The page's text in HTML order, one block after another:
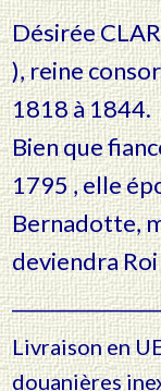
Désirée
), reine
1818 à 1844.
Bien que
1795 , elle
Bernadotte,
deviendra
Livraison en
douanières